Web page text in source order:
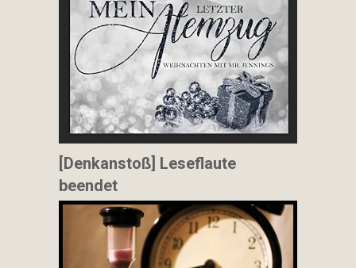
[Denkanstoß] Leseflaute
beendet